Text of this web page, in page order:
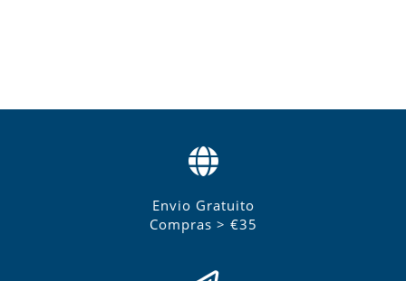
Envio Gratuito
Compras > €35